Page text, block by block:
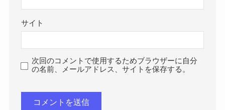
サイト
次回のコメントで使用するためブラウザーに自分
の名前、メールアドレス、サイトを保存する。